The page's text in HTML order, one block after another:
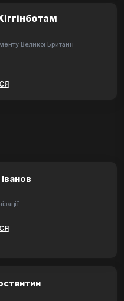
Великої Британії